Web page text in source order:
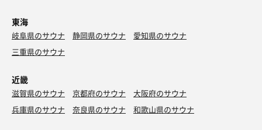
東海
岐阜県のサウナ 静岡県のサウナ
愛知県のサウナ
三重県のサウナ
近畿
滋賀県のサウナ 京都府のサウナ
大阪府のサウナ
兵庫県のサウナ
奈良県のサウナ 和歌山県のサウナ